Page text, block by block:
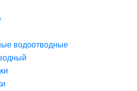
водоотводные